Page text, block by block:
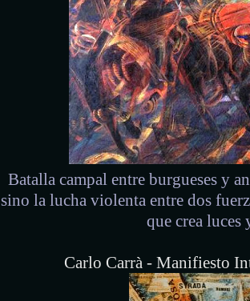
Batalla campal entre burgueses y
sino la lucha violenta entre dos
que crea luces
Carlo Carrà - Manifiesto